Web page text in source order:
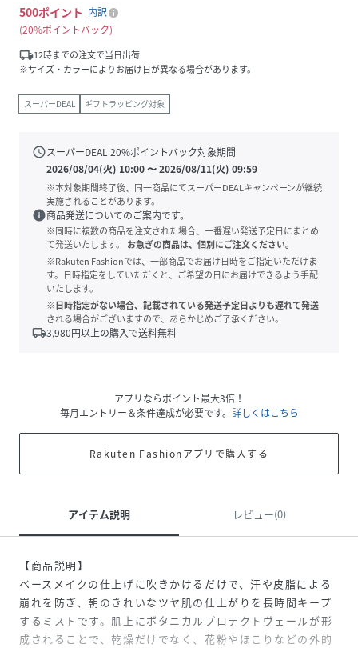
500ポイント 内訳
20%ポイントバック
local_shipping12時までの注文で当日出荷
※サイズ・カラーによりお届け日が異なる場合があります。
スーパーDEAL ギフトラッピング対象
scheduleスーパーDEAL20%ポイントバック対象期間
2026/08/04(火) 10:00〜2026/08/11(火) 09:59
※本対象期間終了後、同一商品にてスーパーDEALキャンペーンが継続
実施されることがあります。
info商品発送についてのご案内です。
※同時に複数の商品を注文された場合、一番遅い発送予定日にまとめ
て発送いたします。
お急ぎの商品は、個別にご注文ください。
※Rakuten Fashionでは、一部商品でお届け日時をご指定いただけま
す。日時指定をしていただくと、ご希望の日にお届けできるよう手配
いたします。
※日時指定がない場合、記載されている発送予定日よりも遅れて発送
される場合がございますので、あらかじめご了承ください。
local_shipping3,980円以上の購入で送料無料
アプリならポイント最大3倍！
毎月エントリー＆条件達成が必要です。 詳しくはこちら
Rakuten Fashionアプリで購入する
アイテム説明 レビュー(0)
【商品説明】
ベースメイクの仕上げに吹きかけるだけで、汗や皮脂による
崩れを防ぎ、朝のきれいなツヤ肌の仕上がりを長時間キープ
するミストです。肌上にボタニカルプロテクトヴェールが形
成されることで、乾燥だけでなく、花粉やほこりなどの外的